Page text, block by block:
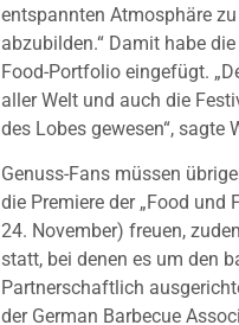
entspannten Atmosphäre
abzubilden.“ Damit habe
Food-Portfolio eingefügt.
aller Welt und auch die
des Lobes gewesen“, sagte
Genuss-Fans müssen
die Premiere der „Food und
24. November) freuen,
statt, bei denen es um den
Partnerschaftlich
der German Barbecue